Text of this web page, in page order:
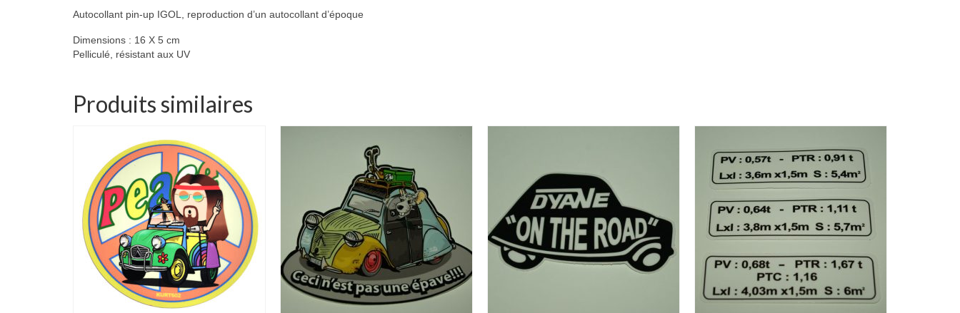
Autocollant pin-up IGOL, reproduction d’un autocollant d’époque
Dimensions : 16 X 5 cm
Pelliculé, résistant aux UV
Produits similaires